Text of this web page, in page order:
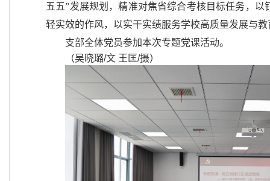
五五”发展规划，精准对焦省综合考核目标任务，
轻实效的作风，以实干实绩服务学校高质量发展与
支部全体党员参加本次专题党课活动。
（吴晓璐/文 王匡/摄）